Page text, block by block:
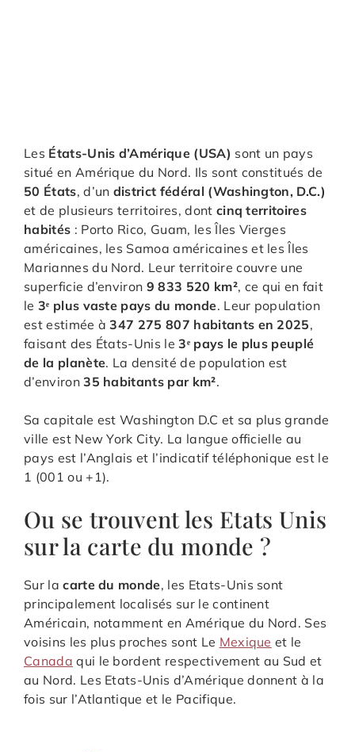
Les États-Unis d’Amérique (USA) sont un pays
situé en Amérique du Nord. Ils sont constitués de
50 États, d’un district fédéral (Washington, D.C.)
et de plusieurs territoires, dont cinq territoires
habités : Porto Rico, Guam, les Îles Vierges
américaines, les Samoa américaines et les Îles
Mariannes du Nord. Leur territoire couvre une
superficie d’environ 9 833 520 km², ce qui en fait
le 3ᵉ plus vaste pays du monde. Leur population
est estimée à347 275 807 habitants en 2025,
faisant des États-Unis le3ᵉ pays le plus peuplé
de la planète. La densité de population est
d’environ35 habitants par km².
Sa capitale est Washington D.C et sa plus grande
ville est New York City. La langue officielle au
pays est l’Anglais et l’indicatif téléphonique est le
1 (001 ou +1).
Ou se trouvent les Etats Unis
sur la carte du monde ?
Sur lacarte du monde, les Etats-Unis sont
principalement localisés sur le continent
Américain, notamment en Amérique du Nord. Ses
voisins les plus proches sont Le Mexique et le
Canada qui le bordent respectivement au Sud et
au Nord. Les Etats-Unis d’Amérique donnent à la
fois sur l’Atlantique et le Pacifique.